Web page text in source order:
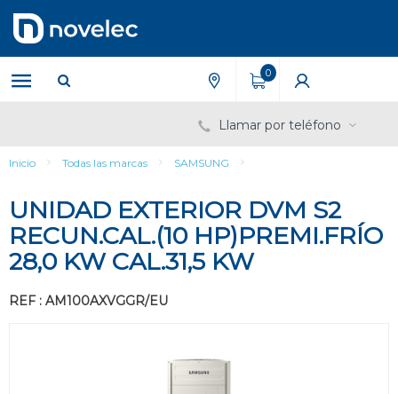
contenido
menú
de
navegación
0
Llamar por teléfono
Inicio Todas las marcas SAMSUNG
UNIDAD EXTERIOR DVM S2
RECUN.CAL.(10 HP)PREMI.FRÍO
28,0 KW CAL.31,5 KW
REF : AM100AXVGGR/EU